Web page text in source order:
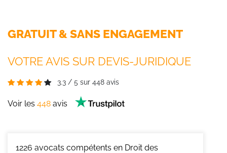
GRATUIT & SANS ENGAGEMENT
VOTRE AVIS SUR DEVIS-JURIDIQUE
3.3 / 5 sur 448 avis
Voir les 448 avis
1226 avocats compétents en Droit des